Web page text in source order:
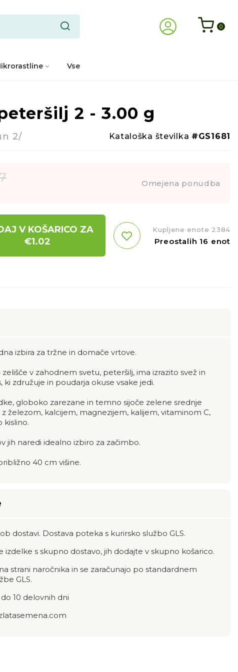
0
Vse
2 - 3.00 g
2/ Kataloška številka #GS1681
Omejena ponudba
V KOŠARICO ZA
€1.02
Kupljene enote 2384
Preostalih 16 enot
izbira za tržne in domače vrtove.
v zahodnem svetu, peteršilj, ima izrazito svež in
ki združuje in poudarja okuse vsake jedi.
globoko zarezane in temno sijoče zelene srednje
železom, kalcijem, magnezijem, kalijem, vitaminom C,
kislino.
jih naredi idealno izbiro za začimbo.
40 cm višine.
dostavi. Dostava poteka s kurirsko službo GLS.
izdelke s skupno dostavo, jih dodajte v skupno košarico.
strani naročnika in se zaračunajo po standardnem
GLS.
10 delovnih dni